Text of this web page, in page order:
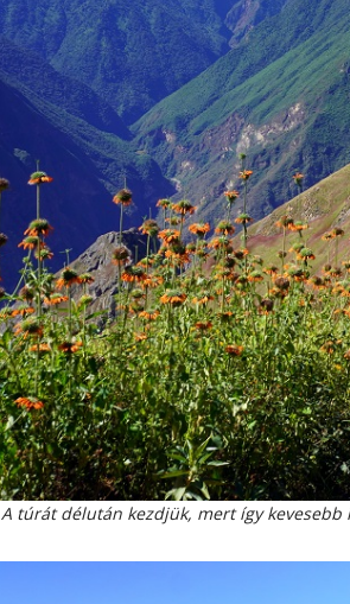
A túrát délután kezdjük, mert így